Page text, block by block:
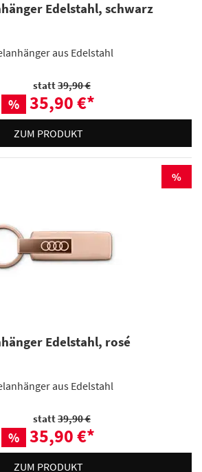
Edelstahl, schwarz
aus Edelstahl
statt39,90 €
% 35,90 €*
ZUM PRODUKT
%
Edelstahl, rosé
aus Edelstahl
statt39,90 €
% 35,90 €*
ZUM PRODUKT